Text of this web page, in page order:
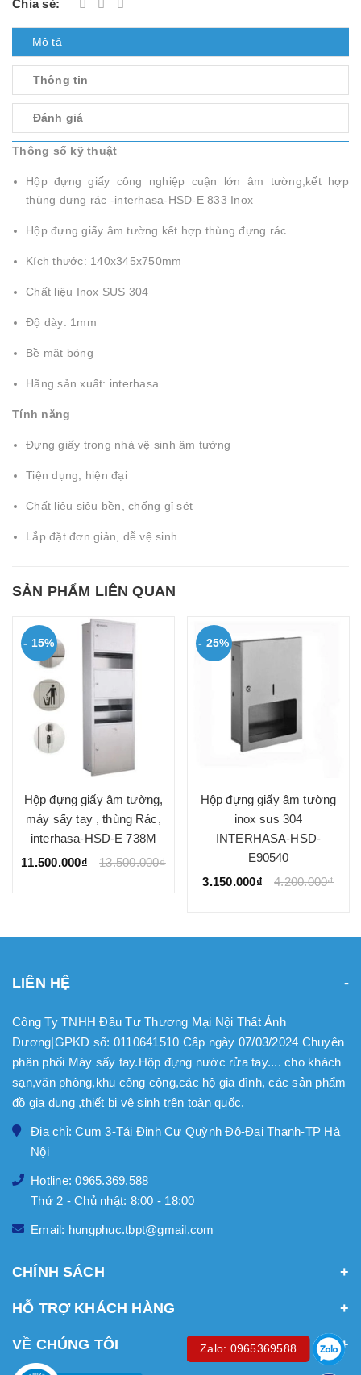
Chia sẻ:
Mô tả
Thông tin
Đánh giá
Thông số kỹ thuật
Hộp đựng giấy công nghiệp cuận lớn âm tường,kết hợp
thùng đựng rác -interhasa-HSD-E 833 Inox
Hộp đựng giấy âm tường kết hợp thùng đựng rác.
Kích thước: 140x345x750mm
Chất liệu Inox SUS 304
Độ dày: 1mm
Bề mặt bóng
Hãng sản xuất: interhasa
Tính năng
Đựng giấy trong nhà vệ sinh âm tường
Tiện dụng, hiện đại
Chất liệu siêu bền, chống gỉ sét
Lắp đặt đơn giản, dễ vệ sinh
SẢN PHẨM LIÊN QUAN
- 15%
Hộp đựng giấy âm tường,
máy sấy tay , thùng Rác,
interhasa-HSD-E 738M
11.500.000₫
13.500.000₫
- 25%
Hộp đựng giấy âm tường
inox sus 304
INTERHASA-HSD-
E90540
3.150.000₫
4.200.000₫
LIÊN HỆ
Công Ty TNHH Đầu Tư Thương Mại Nội Thất Ánh
Dương|GPKD số: 0110641510 Cấp ngày 07/03/2024 Chuyên
phân phối Máy sấy tay.Hộp đựng nước rửa tay.... cho khách
sạn,văn phòng,khu công cộng,các hộ gia đình, các sản phẩm
đồ gia dụng ,thiết bị vệ sinh trên toàn quốc.
Địa chỉ: Cụm 3-Tái Định Cư Quỳnh Đô-Đại Thanh-TP Hà
Nội
Hotline: 0965.369.588
Thứ 2 - Chủ nhật: 8:00 - 18:00
Email: hungphuc.tbpt@gmail.com
CHÍNH SÁCH
HỖ TRỢ KHÁCH HÀNG
VỀ CHÚNG TÔI Zalo: 0965369588